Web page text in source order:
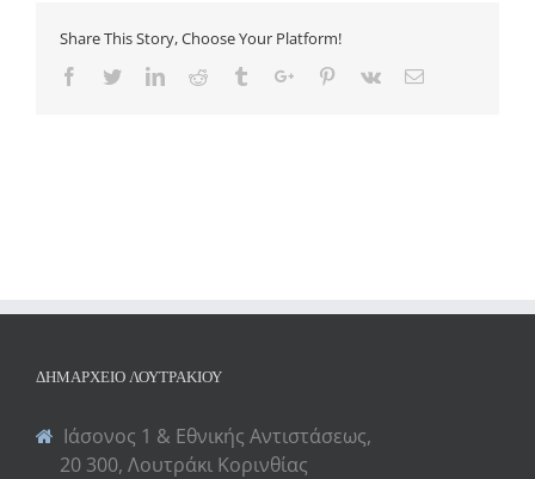
Share This Story, Choose Your Platform!
Facebook
TwitterLinkedinReddit TumblrGoogle+Pinterest
Vk Email
ΔΗΜΑΡΧΕΊΟ ΛΟΥΤΡΑΚΊΟΥ
Ιάσονος 1 & Εθνικής Αντιστάσεως,
20 300, Λουτράκι Κορινθίας